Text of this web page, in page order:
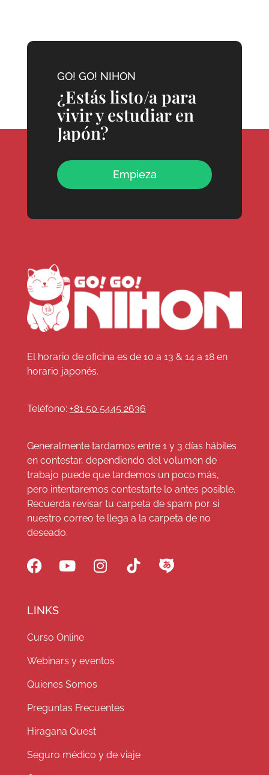
GO! GO! NIHON
¿Estás listo/a para
vivir y estudiar en
Japón?
Empieza
El horario de oficina es de 10 a 13 & 14 a 18 en
horario japonés.
Teléfono: +81 50 5445 2636
Generalmente tardamos entre 1 y 3 días hábiles
en contestar, dependiendo del volumen de
trabajo puede que tardemos un poco más,
pero intentaremos contestarte lo antes posible.
Recuerda revisar tu carpeta de spam por si
nuestro correo te llega a la carpeta de no
deseado.
LINKS
Curso Online
Webinars y eventos
Quienes Somos
Preguntas Frecuentes
Hiragana Quest
Seguro médico y de viaje